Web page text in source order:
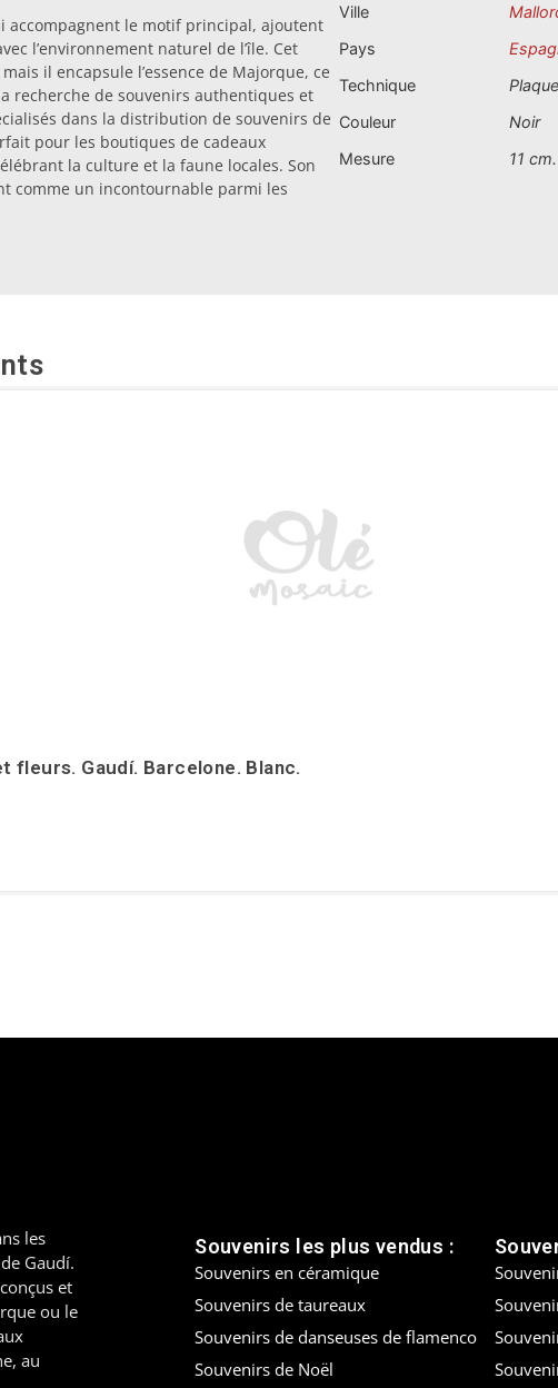
accompagnent le motif principal, ajoutent
l’environnement naturel de l’île. Cet
il encapsule l’essence de Majorque, ce
recherche de souvenirs authentiques et
dans la distribution de souvenirs de
pour les boutiques de cadeaux
la culture et la faune locales. Son
comme un incontournable parmi les
Ville
Pays
Technique
Plaque
Couleur
Noir
Mesure
11 cm.
fleurs. Gaudí. Barcelone. Blanc.
les
Gaudí.
et
ou le
au
Souvenirs les plus vendus :
Souvenirs en céramique
Souvenirs de taureaux
Souvenirs de danseuses de flamenco
Souvenirs de Noël